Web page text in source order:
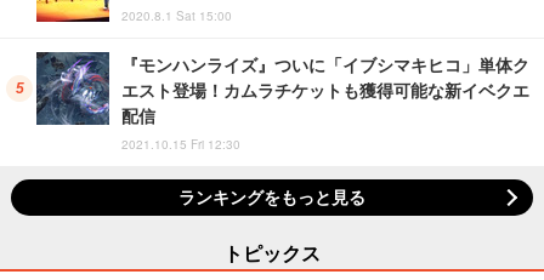
2020.8.1 Sat 15:00
『モンハンライズ』ついに「イブシマキヒコ」単体ク
エスト登場！カムラチケットも獲得可能な新イベクエ
配信
2021.10.15 Fri 12:30
ランキングをもっと見る
トピックス